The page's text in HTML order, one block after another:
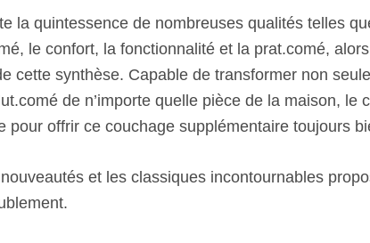
la quintessence de nombreuses qualités telles
le confort, la fonctionnalité et la prat.comé,
cette synthèse. Capable de transformer non
de n’importe quelle pièce de la maison, le
pour offrir ce couchage supplémentaire toujours
et les classiques incontournables